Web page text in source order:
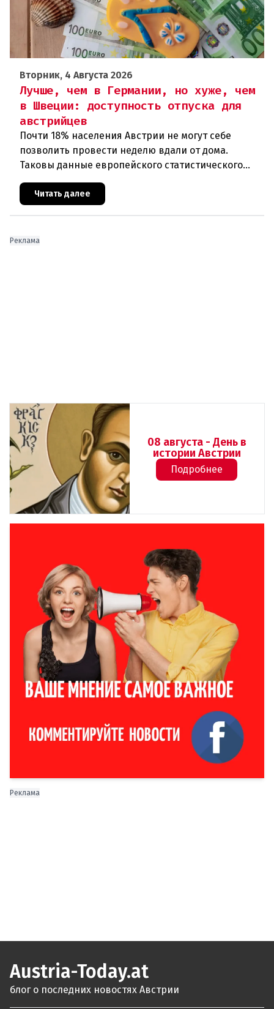
Вторник, 4 Августа 2026
Лучше, чем в Германии, но хуже, чем
в Швеции: доступность отпуска для
австрийцев
Почти 18% населения Австрии не могут себе
позволить провести неделю вдали от дома.
Таковы данные европейского статистического
агентства Eurostat за 2025 год. И хотя ситуация в
стране выглядит лучше ср
Читать далее
Реклама
08 августа - День в
истории Австрии
Подробнее
Реклама
Austria-Today.at
блог о последних новостях Австрии